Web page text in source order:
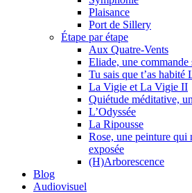
Plaisance
Port de Sillery
Étape par étape
Aux Quatre-Vents
Eliade, une commande
Tu sais que t’as
La Vigie et La Vigie II
Quiétude méditative,
L’Odyssée
La Ripousse
Rose, une peinture qui
exposée
(H)Arborescence
Blog
Audiovisuel